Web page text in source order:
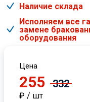
Наличие склада
Исполняем все
замене
оборудования
Цена
255 332
₽ / шт